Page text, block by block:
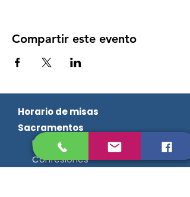
Compartir este evento
Confesiones
Horario de misas
Bautismos
Sacramentos